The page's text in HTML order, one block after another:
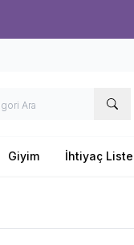
Giyim İhtiyaç